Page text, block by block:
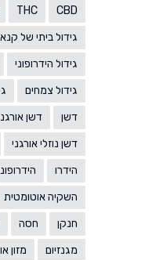
CBD
THC
גידול ביתי של
גידול הידרופוני
גידול צמחים
דשן
דשן
דשן נוזלי אורגני
הידרו
השקיה אוטומטית
חנקן
חסה
מגנזיום
מזון